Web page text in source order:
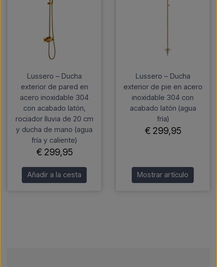
Lussero – Ducha
exterior de pared en
acero inoxidable 304
con acabado latón,
rociador lluvia de 20 cm
y ducha de mano (agua
fría y caliente)
€ 299,95
Añadir a la cesta
Lussero – Ducha
exterior de pie en acero
inoxidable 304 con
acabado latón (agua
fría)
€ 299,95
Mostrar artículo